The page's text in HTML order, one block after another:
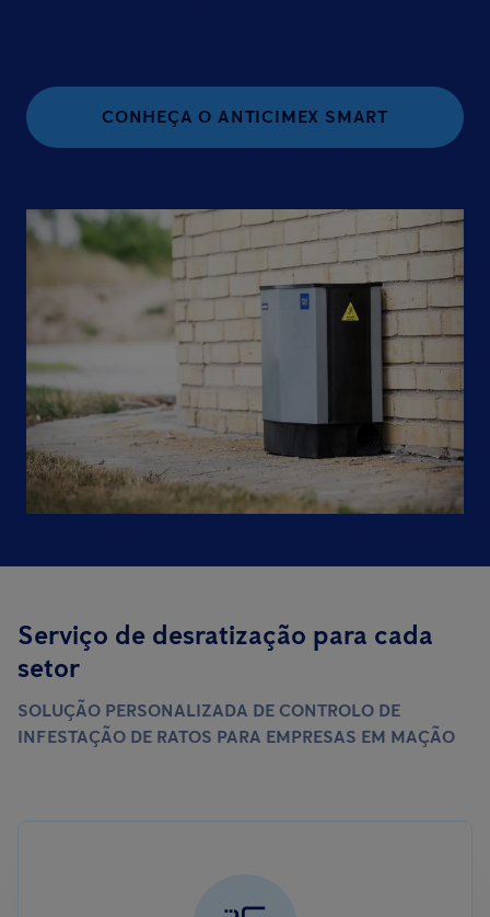
CONHEÇA O ANTICIMEX SMART
Serviço de desratização para cada
setor
SOLUÇÃO PERSONALIZADA DE CONTROLO DE
INFESTAÇÃO DE RATOS PARA EMPRESAS EM MAÇÃO